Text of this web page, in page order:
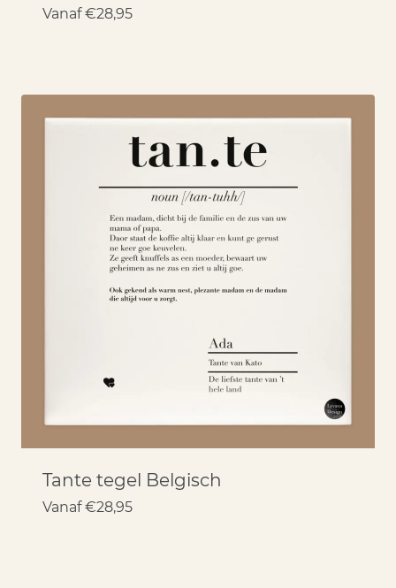
Vanaf €28,95
Tante tegel Belgisch
Vanaf €28,95